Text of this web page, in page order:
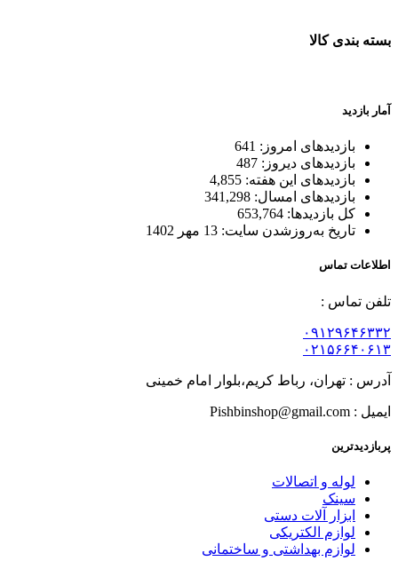
بسته بندی کالا
آمار بازدید
بازدیدهای امروز: 641
بازدیدهای دیروز: 487
بازدیدهای این هفته: 4,855
بازدیدهای امسال: 341,298
کل بازدیدها: 653,764
تاریخ به‌روزشدن سایت: 13 مهر 1402
اطلاعات تماس
تلفن تماس :
۰۹۱۲۹۶۴۶۳۳۲
۰۲۱۵۶۶۴۰۶۱۳
آدرس : تهران، رباط کریم،بلوار امام خمینی
ایمیل : Pishbinshop@gmail.com
پربازدیدترین
لوله و اتصالات
سینک
ابزار آلات دستی
لوازم الکتریکی
لوازم بهداشتی و ساختمانی